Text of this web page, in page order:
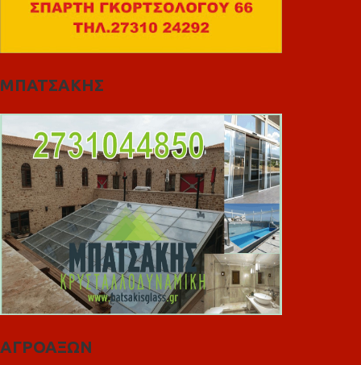
ΜΠΑΤΣΑΚΗΣ
ΑΓΡΟΑΞΩΝ